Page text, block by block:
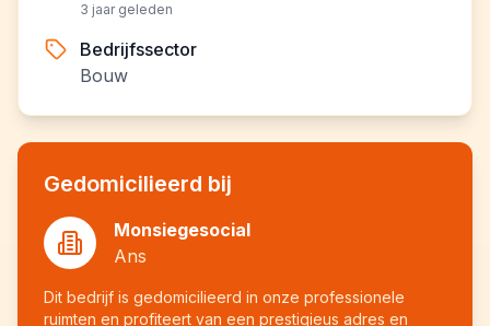
3 jaar geleden
Bedrijfssector
Bouw
Gedomicilieerd bij
Monsiegesocial
Ans
Dit bedrijf is gedomicilieerd in onze professionele
ruimten en profiteert van een prestigieus adres en